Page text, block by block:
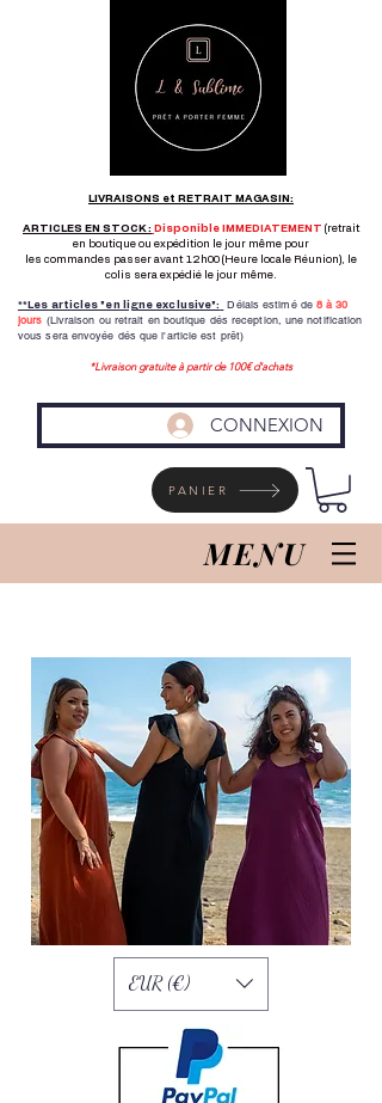
LIVRAISONS et RETRAIT MAGASIN:
ARTICLES EN STOCK : Disponible IMMEDIATEMENT (retrait
en boutique ou expédition le jour même pour
les commandes passer avant 12h00 (Heure locale Réunion), le
colis sera expédié le jour même.
**Les articles "en ligne exclusive": Délais estimé de 8 à 30
jours (Livraison ou retrait en boutique dés reception, une notification
vous sera envoyée dés que l'article est prêt)
*Livraison gratuite à partir de 100€ d'achats
CONNEXION
PANIER
MENU
EUR (€)